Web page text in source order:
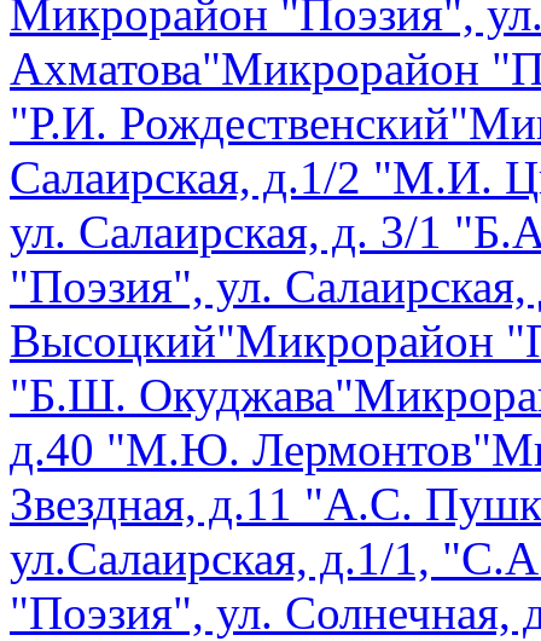
Микрорайон "Поэзия",
Ахматова"Микрорайон
"Р.И. Рождественский"
Салаирская, д.1/2 "М.И.
ул. Салаирская, д. 3/1
"Поэзия", ул.
Высоцкий"Микрорайон
"Б.Ш. Окуджава"
д.40 "М.Ю. Лермонтов"
Звездная, д.11 "А.С.
ул.Салаирская, д.1/1,
"Поэзия", ул.